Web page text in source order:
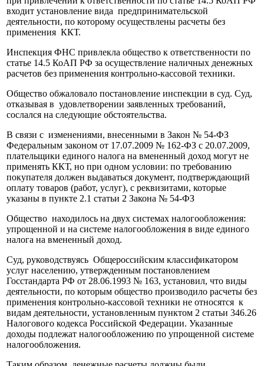
входит установление вида предпринимательской
деятельности, по которому осуществлены расчеты без
применения ККТ.
Инспекция ФНС привлекла общество к ответственности по
статье 14.5 КоАП РФ за осуществление наличных денежных
расчетов без применения контрольно-кассовой техники.
Общество обжаловало постановление инспекции в суд. Суд,
отказывая в удовлетворении заявленных требований,
сослался на следующие обстоятельства.
В связи с изменениями, внесенными в Закон № 54-ФЗ
Федеральным законом от 17.07.2009 № 162-ФЗ с 20.07.2009,
плательщики единого налога на вмененный доход могут не
применять ККТ, но при одном условии: по требованию
покупателя должен выдаваться документ, подтверждающий
оплату товаров (работ, услуг), с реквизитами, которые
указаны в пункте 2.1 статьи 2 Закона № 54-ФЗ
Общество находилось на двух системах налогообложения:
упрощенной и на системе налогообложения в виде единого
налога на вмененный доход.
Суд, руководствуясь Общероссийским классификатором
услуг населению, утвержденным постановлением
Госстандарта РФ от 28.06.1993 № 163, установил, что виды
деятельности, по которым общество производило расчеты без
применения контрольно-кассовой техники не относятся к
видам деятельности, установленным пунктом 2 статьи 346.26
Налогового кодекса Российской Федерации. Указанные
доходы подлежат налогообложению по упрощенной системе
налогообложения.